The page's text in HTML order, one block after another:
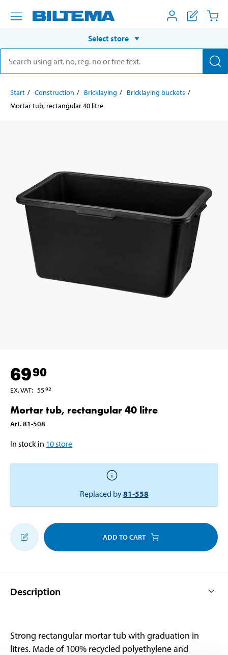
Select store
Start Construction Bricklaying
Bricklaying buckets
Mortar tub, rectangular 40 litre
6990
EX. VAT: 5592
Mortar tub, rectangular 40 litre
Art.81-508
In stock in 10store
Replaced by81-558
ADD TO CART
Description
Strong rectangular mortar tub with graduation in
litres. Made of 100% recycled polyethylene and